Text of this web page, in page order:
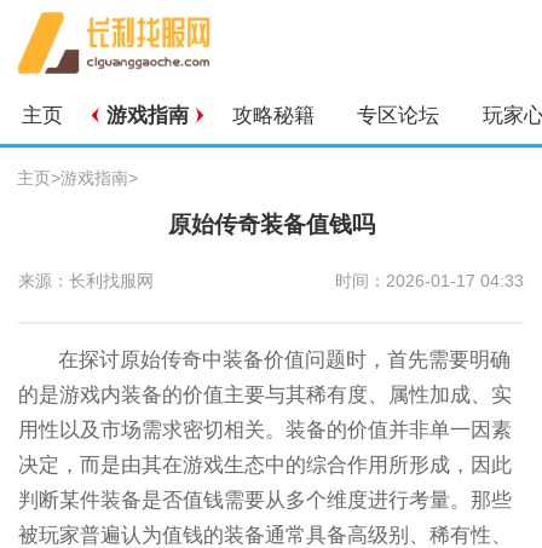
主页 游戏指南 攻略秘籍 专区论坛 玩家
主页>游戏指南>
原始传奇装备值钱吗
来源：长利找服网 时间：2026-01-17 04:33
在探讨原始传奇中装备价值问题时，首先需要明确
的是游戏内装备的价值主要与其稀有度、属性加成、实
用性以及市场需求密切相关。装备的价值并非单一因素
决定，而是由其在游戏生态中的综合作用所形成，因此
判断某件装备是否值钱需要从多个维度进行考量。那些
被玩家普遍认为值钱的装备通常具备高级别、稀有性、